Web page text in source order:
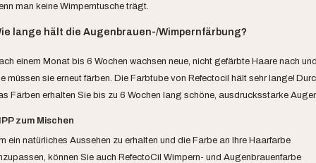
man keine Wimperntusche trägt.
lange hält die Augenbrauen-/Wimpernfärbung?
einem Monat bis 6 Wochen wachsen neue, nicht gefärbte Haare nach
müssen sie erneut färben. Die Farbtube von Refectocil hält sehr lange!
Färben erhalten Sie bis zu 6 Wochen lang schöne, ausdrucksstarke
zum Mischen
ein natürliches Aussehen zu erhalten und die Farbe an Ihre Haarfarbe
können Sie auch RefectoCil Wimpern- und Augenbrauenfarbe